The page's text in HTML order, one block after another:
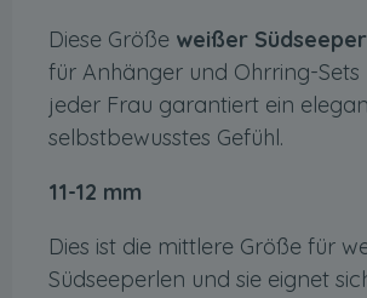
Diese Größe weißer
für Anhänger und Ohrring-Sets
jeder Frau garantiert ein
selbstbewusstes Gefühl.
11-12 mm
Dies ist die mittlere Größe für
Südseeperlen und sie eignet